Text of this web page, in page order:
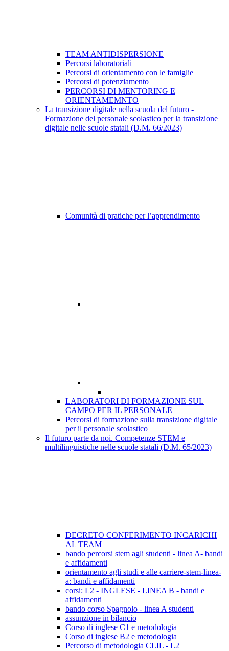
TEAM ANTIDISPERSIONE
Percorsi laboratoriali
Percorsi di orientamento con le famiglie
Percorsi di potenziamento
PERCORSI DI MENTORING E
ORIENTAMEMNTO
La transizione digitale nella scuola del futuro -
Formazione del personale scolastico per la transizione
digitale nelle scuole statali (D.M. 66/2023)
Comunità di pratiche per l’apprendimento
LABORATORI DI FORMAZIONE SUL
CAMPO PER IL PERSONALE
Percorsi di formazione sulla transizione digitale
per il personale scolastico
Il futuro parte da noi. Competenze STEM e
multilinguistiche nelle scuole statali (D.M. 65/2023)
DECRETO CONFERIMENTO INCARICHI
AL TEAM
bando percorsi stem agli studenti - linea A- bandi
e affidamenti
orientamento agli studi e alle carriere-stem-linea-
a: bandi e affidamenti
corsi: L2 - INGLESE - LINEA B - bandi e
affidamenti
bando corso Spagnolo - linea A studenti
assunzione in bilancio
Corso di inglese C1 e metodologia
Corso di inglese B2 e metodologia
Percorso di metodologia CLIL - L2